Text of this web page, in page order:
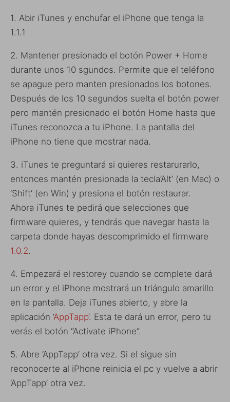
1. Abir iTunes y enchufar el iPhone que tenga la
1.1.1
2. Mantener presionado el botón Power + Home
durante unos 10 sgundos. Permite que el teléfono
se apague pero manten presionados los botones.
Después de los 10 segundos suelta el botón power
pero mantén presionado el botón Home hasta que
iTunes reconozca a tu iPhone. La pantalla del
iPhone no tiene que mostrar nada.
3. iTunes te preguntará si quieres restarurarlo,
entonces mantén presionada la tecla’Alt’ (en Mac) o
‘Shift’ (en Win) y presiona el botón restaurar.
Ahora iTunes te pedirá que selecciones que
firmware quieres, y tendrás que navegar hasta la
carpeta donde hayas descomprimido el firmware
1.0.2.
4. Empezará el restorey cuando se complete dará
un error y el iPhone mostrará un triángulo amarillo
en la pantalla. Deja iTunes abierto, y abre la
aplicación ‘ AppTapp‘. Esta te dará un error, pero tu
verás el botón “Activate iPhone”.
5. Abre ‘AppTapp’ otra vez. Si el sigue sin
reconocerte al iPhone reinicia el pc y vuelve a abrir
‘AppTapp’ otra vez.